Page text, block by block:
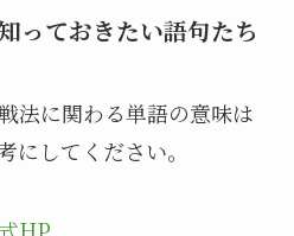
っておきたい語句たち
法に関わる単語の意味は
にしてください。